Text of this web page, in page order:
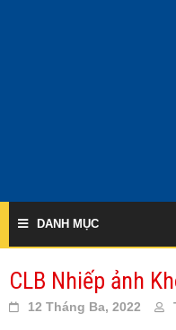
DANH MỤC
CLB Nhiếp ảnh
12 Tháng Ba, 2022